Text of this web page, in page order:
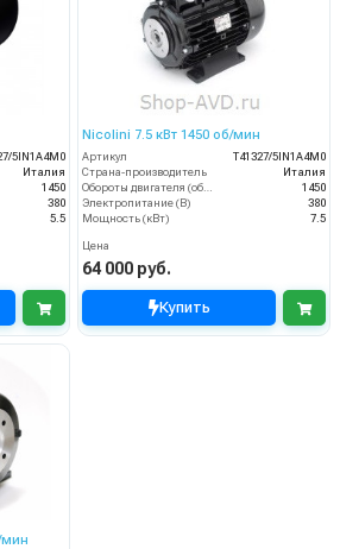
5IN1A4M0
Италия
1450
380
5.5
Nicolini 7.5 кВт 1450 об/мин
Артикул
T41327/5IN1A4M0
Страна-производитель
Италия
Обороты двигателя (об/мин)
1450
Электропитание (В)
380
Мощность (кВт)
7.5
Цена
64 000 руб.
Купить
мин